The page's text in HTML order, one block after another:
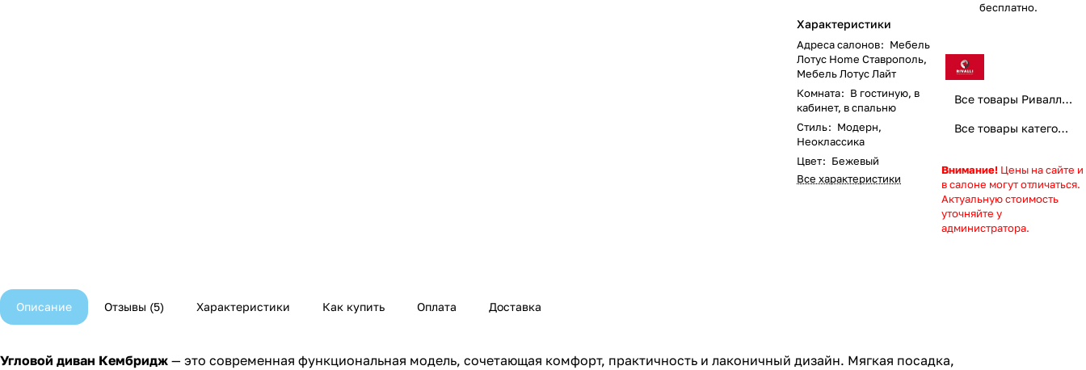
Характеристики
Адреса салонов: Мебель
Лотус Home Ставрополь,
Мебель Лотус Лайт
Комната: В гостиную, в
кабинет, в спальню
Стиль: Модерн,
Неоклассика
Цвет: Бежевый
Все характеристики
бесплатно.
Все товары Ривалли (Rivalli) мебель
Все товары категории
Внимание! Цены на сайте и
в салоне могут отличаться.
Актуальную стоимость
уточняйте у
администратора.
Описание Отзывы 5 Характеристики Как купить Оплата Доставка
Угловой диван Кембридж — это современная функциональная модель, сочетающая комфорт, практичность и лаконичный дизайн. Мягкая посадка,